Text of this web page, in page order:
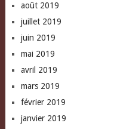
août 2019
juillet 2019
juin 2019
mai 2019
avril 2019
mars 2019
février 2019
janvier 2019